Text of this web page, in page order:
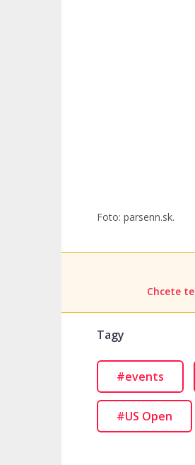
Foto: parsenn.sk.
Chcete
Tagy
#events
#US Open